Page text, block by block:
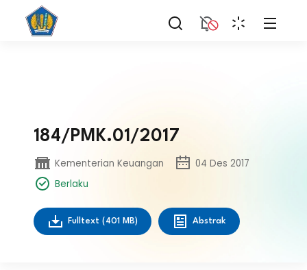
184/PMK.01/2017
Kementerian Keuangan
04 Des 2017
Berlaku
Fulltext (401 MB) Abstrak